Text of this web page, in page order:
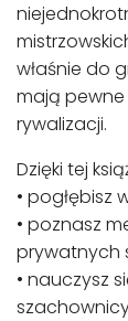
właśnie do
mają
rywalizacji.
Dzięki tej
• pogłębisz
• poznasz
prywatnych
• nauczysz